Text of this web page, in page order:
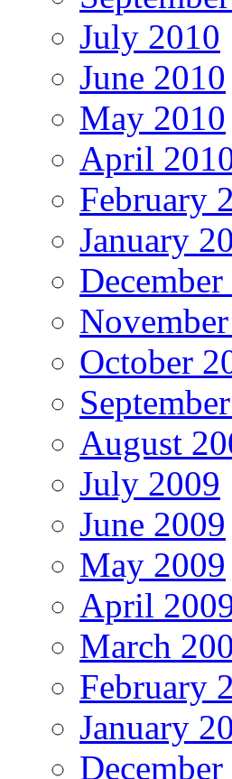
July 2010
June 2010
May 2010
April
February
January
October
August
July 2009
June 2009
May 2009
April
March
February
January